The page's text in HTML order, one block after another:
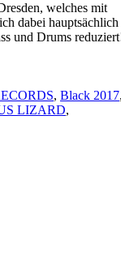
welches mit
dabei
und Drums
, Black 2017
LIZARD,